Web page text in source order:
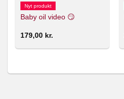
Nyt produkt
Baby oil video 😏
179,00 kr.